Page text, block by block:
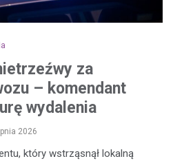
za
– komendant
wydalenia
2026
który wstrząsnął lokalną